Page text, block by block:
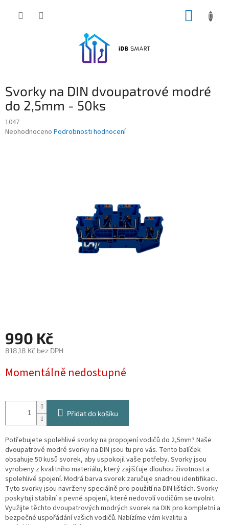
Svorky na DIN dvoupatrové modré
do 2,5mm - 50ks
1047
Průměrné
Neohodnoceno Podrobnosti hodnocení
990 Kč
818,18 Kč bez DPH
cena:
Momentálně nedostupné
Přidat do košíku
Potřebujete spolehlivé svorky na propojení vodičů do 2,5mm? Naše
dvoupatrové modré svorky na DIN jsou tu pro vás. Tento balíček
obsahuje 50 kusů svorek, aby uspokojil vaše potřeby. Svorky jsou
vyrobeny z kvalitního materiálu, který zajišťuje dlouhou životnost a
spolehlivé spojení. Modrá barva svorek zaručuje snadnou identifikaci.
Tyto svorky jsou navrženy speciálně pro použití na DIN lištách. Svorky
poskytují stabilní a pevné spojení, které nedovolí vodičům se uvolnit.
Využijte těchto dvoupatrových modrých svorek na DIN pro kompletní a
bezpečné uspořádání vašich vodičů. Nabízíme vám kvalitu a